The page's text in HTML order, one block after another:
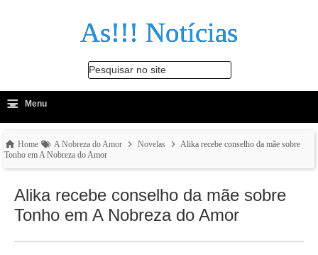
As!!! Notícias
Pesquisar no site
-
≡ Menu
Home A Nobreza do Amor Novelas
Alika recebe conselho da mãe sobre
Tonho em A Nobreza do Amor
Alika recebe conselho da mãe sobre
Tonho em A Nobreza do Amor